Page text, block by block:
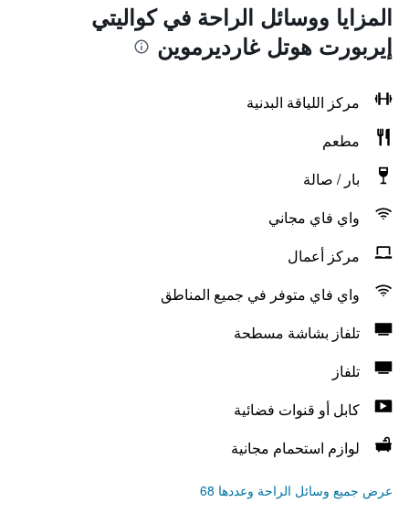
المزايا ووسائل الراحة في كواليتي
إيربورت هوتل غارديرموين
مركز اللياقة البدنية
مطعم
بار / صالة
واي فاي مجاني
مركز أعمال
واي فاي متوفر في جميع المناطق
تلفاز بشاشة مسطحة
تلفاز
كابل أو قنوات فضائية
لوازم استحمام مجانية
عرض جميع وسائل الراحة وعددها 68